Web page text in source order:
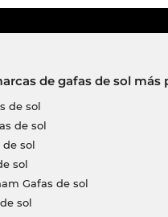
de gafas de sol más
de sol
de sol
de sol
sol
Gafas de sol
sol